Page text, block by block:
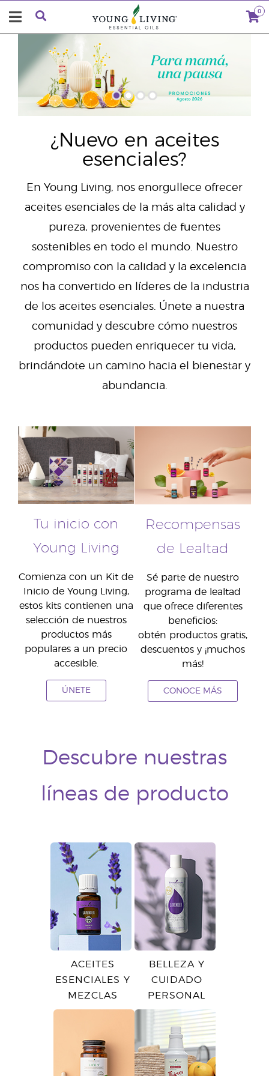
0
¿Nuevo en aceites
esenciales?
En Young Living, nos enorgullece ofrecer
aceites esenciales de la más alta calidad y
pureza, provenientes de fuentes
sostenibles en todo el mundo. Nuestro
compromiso con la calidad y la excelencia
nos ha convertido en líderes de la industria
de los aceites esenciales. Únete a nuestra
comunidad y descubre cómo nuestros
productos pueden enriquecer tu vida,
brindándote un camino hacia el bienestar y
abundancia.
Tu inicio con
Young Living
Comienza con un Kit de
Inicio de Young Living,
estos kits contienen una
selección de nuestros
productos más
populares a un precio
accesible.
ÚNETE
Recompensas
de Lealtad
Sé parte de nuestro
programa de lealtad
que ofrece diferentes
beneficios:
obtén productos gratis,
descuentos y ¡muchos
más!
CONOCE MÁS
Descubre nuestras
líneas de producto
ACEITES
ESENCIALES Y
MEZCLAS
BELLEZA Y
CUIDADO
PERSONAL